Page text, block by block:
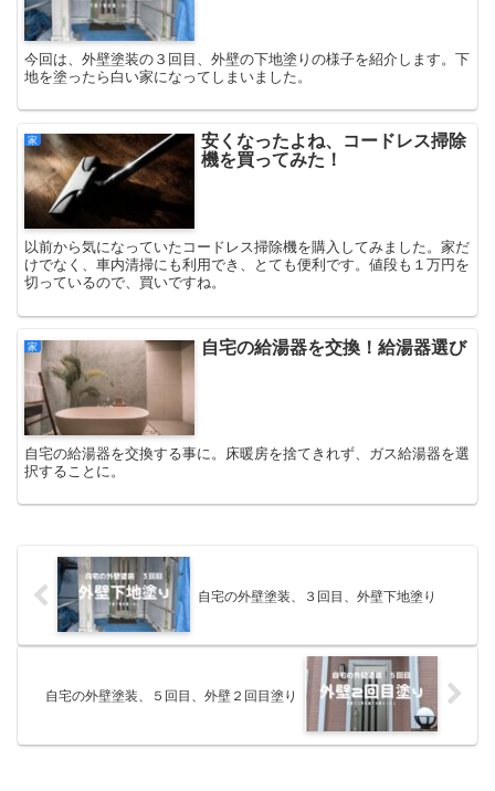
今回は、外壁塗装の３回目、外壁の下地塗りの様子を紹介します。下
地を塗ったら白い家になってしまいました。
家 安くなったよね、コードレス掃除
機を買ってみた！
以前から気になっていたコードレス掃除機を購入してみました。家だ
けでなく、車内清掃にも利用でき、とても便利です。値段も１万円を
切っているので、買いですね。
家 自宅の給湯器を交換！給湯器選び
自宅の給湯器を交換する事に。床暖房を捨てきれず、ガス給湯器を選
択することに。
自宅の外壁塗装、３回目、外壁下地塗り
自宅の外壁塗装、５回目、外壁２回目塗り